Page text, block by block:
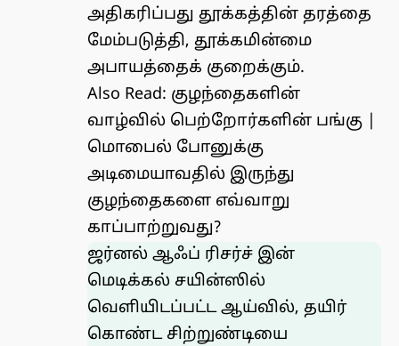
அதிகரிப்பது தூக்கத்தின் தரத்தை
மேம்படுத்தி, தூக்கமின்மை
அபாயத்தைக் குறைக்கும்.
Also Read: குழந்தைகளின்
வாழ்வில் பெற்றோர்களின் பங்கு
மொபைல் போனுக்கு
அடிமையாவதில் இருந்து
குழந்தைகளை எவ்வாறு
காப்பாற்றுவது?
ஜர்னல் ஆஃப் ரிசர்ச் இன்
மெடிக்கல் சயின்ஸில்
வெளியிடப்பட்ட ஆய்வில், தயிர்
கொண்ட சிற்றுண்டியை